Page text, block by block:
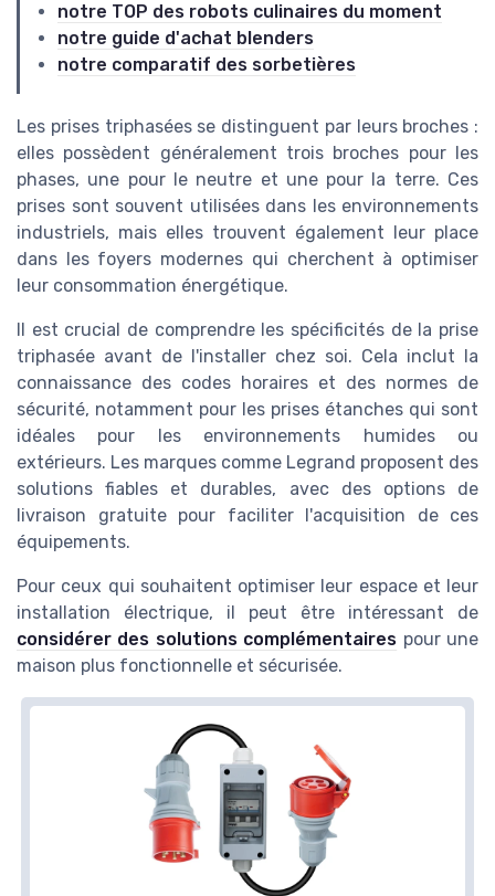
notre TOP des robots culinaires du moment
notre guide d'achat blenders
notre comparatif des sorbetières
Les prises triphasées se distinguent par leurs broches :
elles possèdent généralement trois broches pour les
phases, une pour le neutre et une pour la terre. Ces
prises sont souvent utilisées dans les environnements
industriels, mais elles trouvent également leur place
dans les foyers modernes qui cherchent à optimiser
leur consommation énergétique.
Il est crucial de comprendre les spécificités de la prise
triphasée avant de l'installer chez soi. Cela inclut la
connaissance des codes horaires et des normes de
sécurité, notamment pour les prises étanches qui sont
idéales pour les environnements humides ou
extérieurs. Les marques comme Legrand proposent des
solutions fiables et durables, avec des options de
livraison gratuite pour faciliter l'acquisition de ces
équipements.
Pour ceux qui souhaitent optimiser leur espace et leur
installation électrique, il peut être intéressant de
considérer des solutions complémentaires pour une
maison plus fonctionnelle et sécurisée.